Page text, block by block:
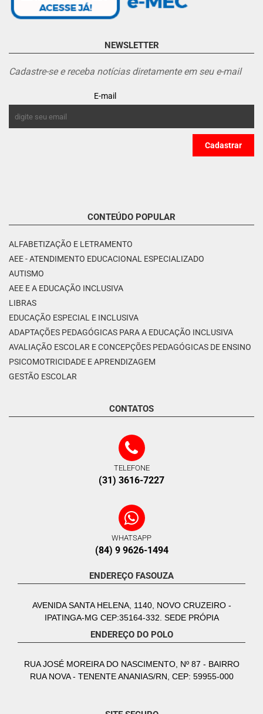
NEWSLETTER
Cadastre-se e receba notícias diretamente em seu e-mail
E-mail
CONTEÚDO POPULAR
ALFABETIZAÇÃO E LETRAMENTO
AEE - ATENDIMENTO EDUCACIONAL ESPECIALIZADO
AUTISMO
AEE E A EDUCAÇÃO INCLUSIVA
LIBRAS
EDUCAÇÃO ESPECIAL E INCLUSIVA
ADAPTAÇÕES PEDAGÓGICAS PARA A EDUCAÇÃO INCLUSIVA
AVALIAÇÃO ESCOLAR E CONCEPÇÕES PEDAGÓGICAS DE ENSINO
PSICOMOTRICIDADE E APRENDIZAGEM
GESTÃO ESCOLAR
CONTATOS
TELEFONE
(31) 3616-7227
WHATSAPP
(84) 9 9626-1494
ENDEREÇO FASOUZA
AVENIDA SANTA HELENA, 1140, NOVO CRUZEIRO -
IPATINGA-MG CEP:35164-332. SEDE PRÓPIA
ENDEREÇO DO POLO
RUA JOSÉ MOREIRA DO NASCIMENTO, Nº 87 - BAIRRO
RUA NOVA - TENENTE ANANIAS/RN, CEP: 59955-000